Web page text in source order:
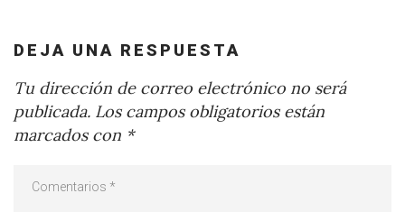
DEJA UNA RESPUESTA
Tu dirección de correo electrónico no será
publicada. Los campos obligatorios están
marcados con *